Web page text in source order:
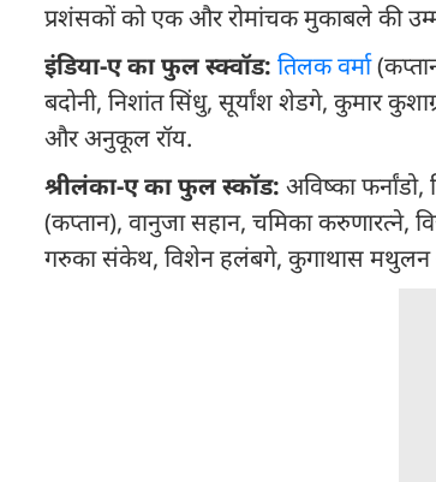
प्रशंसकों को एक और रोमांचक मुकाबले की
इंडिया-ए का फुल स्क्वॉड: तिलक वर्मा
बदोनी, निशांत सिंधु, सूर्यांश शेडगे, कुमार
और अनुकूल रॉय.
श्रीलंका-ए का फुल स्कॉड: अविष्का
(कप्तान), वानुजा सहान, चमिका करुणारत्ने,
गरुका संकेथ, विशेन हलंबगे, कुगाथास मथुलन